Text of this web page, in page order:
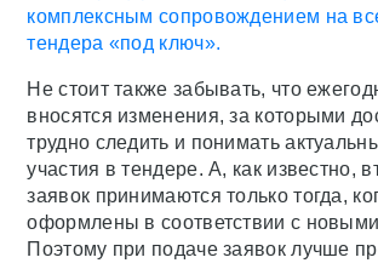
комплексным сопровождением на
тендера «под ключ».
Не стоит также забывать, что
вносятся изменения, за которыми
трудно следить и понимать
участия в тендере. А, как известно,
заявок принимаются только тогда,
оформлены в соответствии с
Поэтому при подаче заявок лучше